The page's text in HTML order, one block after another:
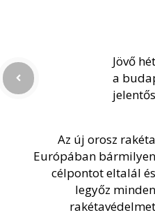
Jövő
a
Az új orosz rakéta
Európában bármilyen
célpontot eltalál és
legyőz minden
rakétavédelmet